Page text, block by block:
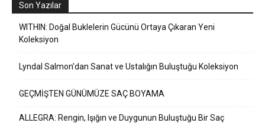
Son Yazılar
WITHIN: Doğal Buklelerin Gücünü Ortaya Çıkaran Yeni
Koleksiyon
Lyndal Salmon’dan Sanat ve Ustalığın Buluştuğu Koleksiyon
GEÇMİŞTEN GÜNÜMÜZE SAÇ BOYAMA
ALLEGRA: Rengin, Işığın ve Duygunun Buluştuğu Bir Saç